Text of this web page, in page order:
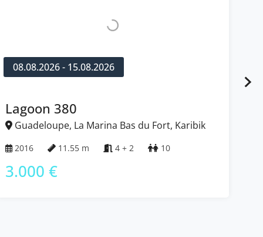
08.08.2026 - 15.08.2026
Lagoon 380
Guadeloupe, La Marina Bas du Fort, Karibik
2016 11.55 m 4 + 2 10
3.000 €